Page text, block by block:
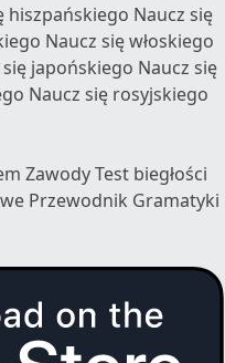
hiszpańskiego Naucz się
Naucz się włoskiego
się japońskiego Naucz się
Naucz się rosyjskiego
ZawodyTest biegłości
Przewodnik Gramatyki